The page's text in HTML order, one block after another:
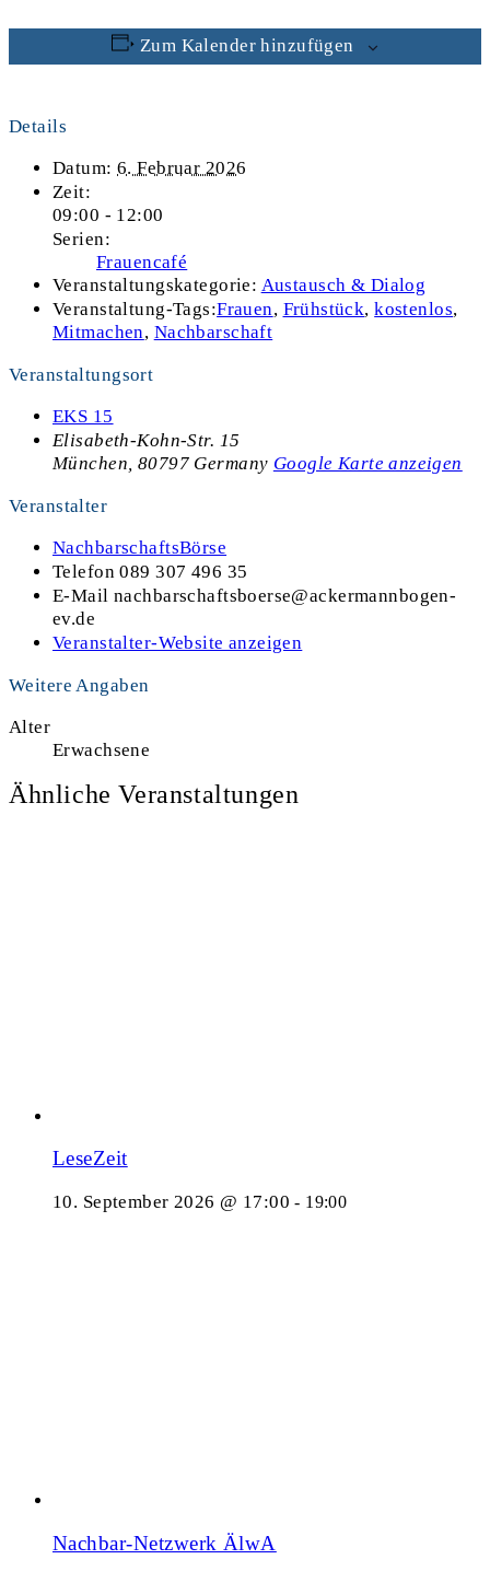
Zum Kalender hinzufügen
Details
Datum: 6. Februar 2026
Zeit:
09:00 - 12:00
Serien:
Frauencafé
Veranstaltungskategorie: Austausch & Dialog
Veranstaltung-Tags:Frauen, Frühstück,kostenlos,
Mitmachen, Nachbarschaft
Veranstaltungsort
EKS 15
Elisabeth-Kohn-Str. 15
München, 80797 Germany Google Karte anzeigen
Veranstalter
NachbarschaftsBörse
Telefon089 307 496 35
E-Mail nachbarschaftsboerse@ackermannbogen-
ev.de
Veranstalter-Website anzeigen
Weitere Angaben
Alter
Erwachsene
Ähnliche Veranstaltungen
LeseZeit
10. September 2026 @ 17:00 - 19:00
Nachbar-Netzwerk ÄlwA